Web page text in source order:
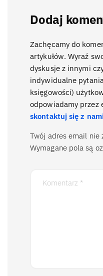
Dodaj
Zachęcamy do
artykułów. Wyraź
dyskusje z innymi
indywidualne
księgowości)
odpowiadamy przez
skontaktuj się z
Twój adres email nie
Wymagane pola są